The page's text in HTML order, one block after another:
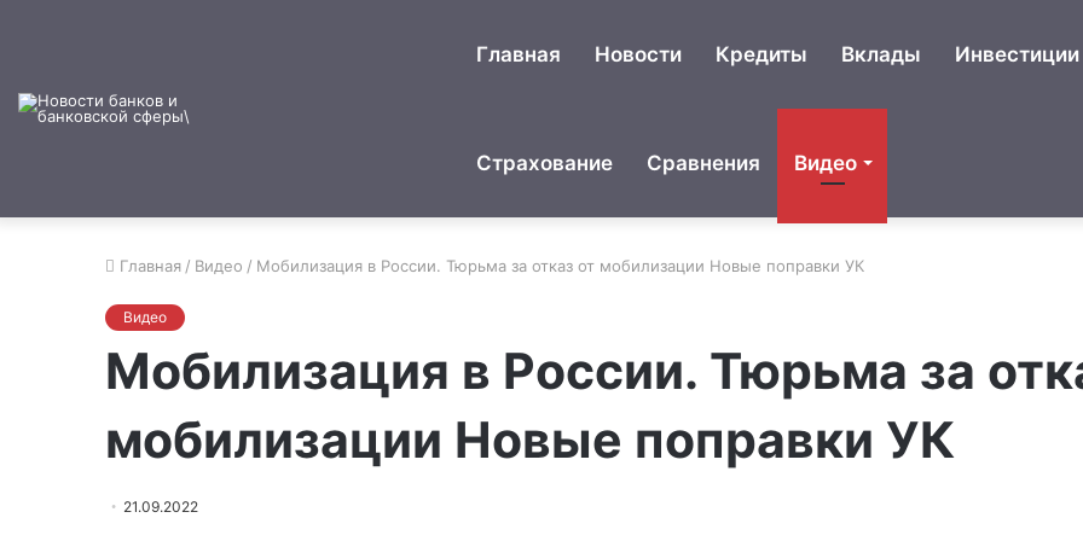
Главная Новости Кредиты Вклады Инвестиции
Страхование Сравнения Видео
Главная / Видео / Мобилизация в России. Тюрьма за отказ от мобилизации Новые поправки УК
Видео
Мобилизация в России. Тюрьма за
мобилизации Новые поправки УК
21.09.2022